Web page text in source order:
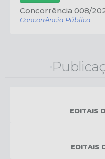
Concorrência Pública
Concorrência 008/
EDITAIS
EDITAIS